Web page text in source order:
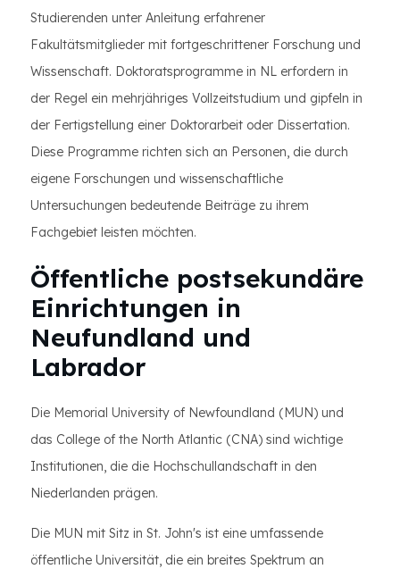
Studierenden unter Anleitung erfahrener
Fakultätsmitglieder mit fortgeschrittener Forschung und
Wissenschaft. Doktoratsprogramme in NL erfordern in
der Regel ein mehrjähriges Vollzeitstudium und gipfeln in
der Fertigstellung einer Doktorarbeit oder Dissertation.
Diese Programme richten sich an Personen, die durch
eigene Forschungen und wissenschaftliche
Untersuchungen bedeutende Beiträge zu ihrem
Fachgebiet leisten möchten.
Öffentliche postsekundäre
Einrichtungen in
Neufundland und
Labrador
Die Memorial University of Newfoundland (MUN) und
das College of the North Atlantic (CNA) sind wichtige
Institutionen, die die Hochschullandschaft in den
Niederlanden prägen.
Die MUN mit Sitz in St. John's ist eine umfassende
öffentliche Universität, die ein breites Spektrum an